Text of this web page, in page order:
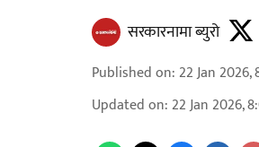
सरकारनामा ब्युरो
Published on: 22 Jan 2026,
Updated on: 22 Jan 2026,